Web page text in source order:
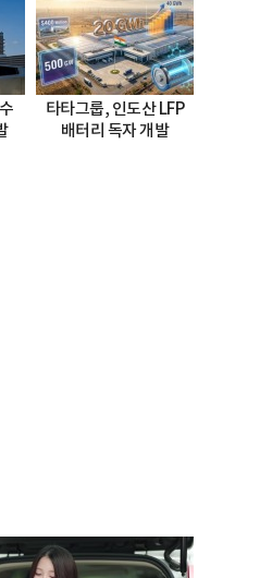
타타그룹, 인도산 LFP
배터리 독자 개발